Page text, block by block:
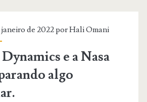
de 2022 porHali Omani
e a Nasa
algo